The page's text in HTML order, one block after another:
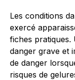
Les conditions
exercé
fiches pratiques.
danger grave et
de danger
risques de